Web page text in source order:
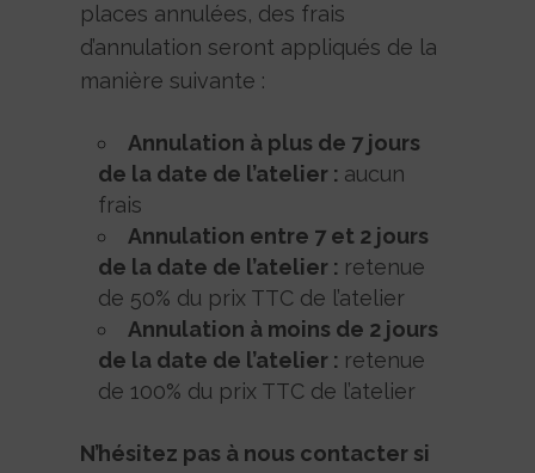
places annulées, des frais
d’annulation seront appliqués de la
manière suivante :
Annulation à plus de 7 jours
de la date de l’atelier : aucun
frais
Annulation entre 7 et 2 jours
de la date de l’atelier : retenue
de 50% du prix TTC de l’atelier
Annulation à moins de 2 jours
de la date de l’atelier : retenue
de 100% du prix TTC de l’atelier
N’hésitez pas à nous contacter si